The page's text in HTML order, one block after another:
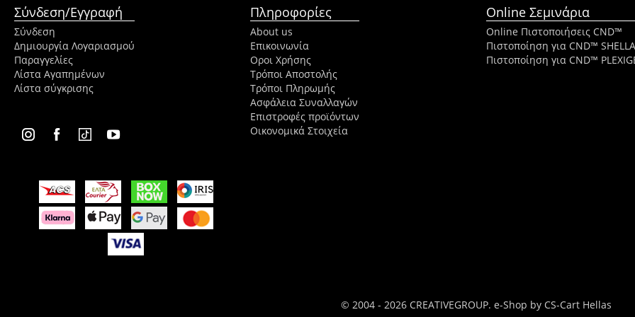
Σύνδεση/Εγγραφή
Σύνδεση
Δημιουργία Λογαριασμού
Παραγγελίες
Λίστα Αγαπημένων
Λίστα σύγκρισης
Πληροφορίες
About us
Επικοινωνία
Οροι Χρήσης
Τρόποι Αποστολής
Τρόποι Πληρωμής
Ασφάλεια Συναλλαγών
Επιστροφές προϊόντων
Οικονομικά Στοιχεία
Online Σεμινάρια
Online Πιστοποιήσεις CND™
Πιστοποίηση για CND™
Πιστοποίηση για CND™
© 2004 - 2026 CREATIVEGROUP. e-Shop by CS-Cart Hellas